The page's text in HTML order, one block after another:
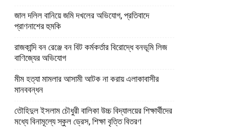
জাল দলিল বানিয়ে জমি দখলের অভিযোগ, প্রতিবাদে
প্রাণনাশের হুমকি
রাজকান্দি বন রেঞ্জে বন বিট কর্মকর্তার বিরোদ্ধে বনভূমি লিজ
বাণিজ্যের অভিযোগ
মীম হত্যা মামলার আসামী আটক না করায় এলাকাবাসীর
মানববন্ধন
তৌহিদুল ইসলাম চৌধুরী বালিকা উচ্চ বিদ্যালয়ের শিক্ষার্থীদের
মধ্যে বিনামূল্যে স্কুল ড্রেস, শিক্ষা বৃত্তি বিতরণ